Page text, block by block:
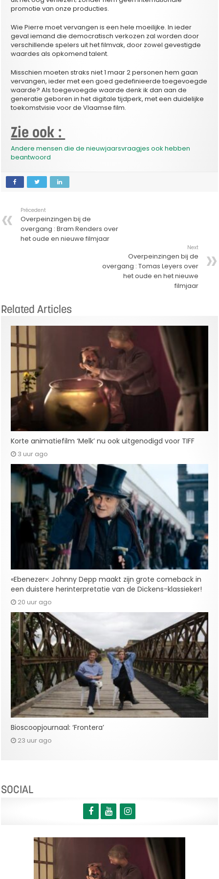
promotie van onze producties.
Wie Pierre moet vervangen is een hele moeilijke. In ieder
geval iemand die democratisch verkozen zal worden door
verschillende spelers uit het filmvak, door zowel gevestigde
waardes als opkomend talent.
Misschien moeten straks niet 1 maar 2 personen hem gaan
vervangen, ieder met een goed gedefinieerde toegevoegde
waarde? Als toegevoegde waarde denk ik dan aan de
generatie geboren in het digitale tijdperk, met een duidelijke
toekomstvisie voor de Vlaamse film.
Zie ook :
Andere mensen die de nieuwjaarsvraagjes ook hebben
beantwoord
Précedent
Overpeinzingen bij de
overgang : Bram Renders over
het oude en nieuwe filmjaar
Next
Overpeinzingen bij de
overgang : Tomas Leyers over
het oude en het nieuwe
filmjaar
Related Articles
Korte animatiefilm ‘Melk’ nu ook uitgenodigd voor TIFF
3 uur ago
«Ebenezer»: Johnny Depp maakt zijn grote comeback in
een duistere herinterpretatie van de Dickens-klassieker!
20 uur ago
Bioscoopjournaal: ‘Frontera’
23 uur ago
SOCIAL